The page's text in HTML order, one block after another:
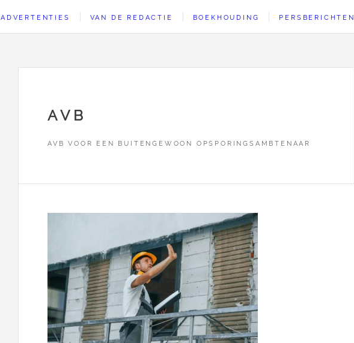
ADVERTENTIES VAN DE REDACTIE BOEKHOUDING PERSBERICHTEN
AVB
AVB VOOR EEN BUITENGEWOON OPSPORINGSAMBTENAAR